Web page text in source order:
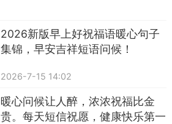
2026新版早上好祝福语暖心句子
集锦，早安吉祥短语问候！
2026-7-15 14:02
暖心问候让人醉，浓浓祝福比金
贵。每天短信祝愿，健康快乐第一